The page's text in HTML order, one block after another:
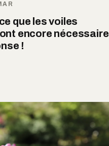
que les voiles
encore
!